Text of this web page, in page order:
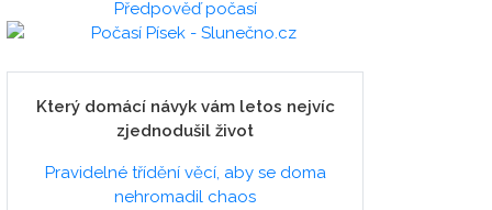
Předpověď počasí
Který domácí návyk vám letos nejvíc
zjednodušil život
Pravidelné třídění věcí, aby se doma
nehromadil chaos